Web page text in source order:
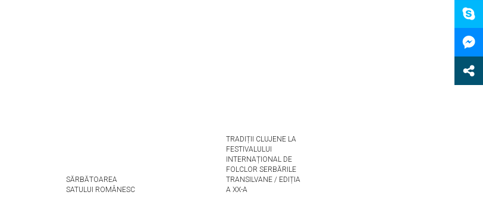
SĂRBĂTOAREA
SATULUI ROMÂNESC
TRADIȚII CLUJENE LA
FESTIVALULUI
INTERNAȚIONAL DE
FOLCLOR SERBĂRILE
TRANSILVANE / EDIȚIA
A XX-A